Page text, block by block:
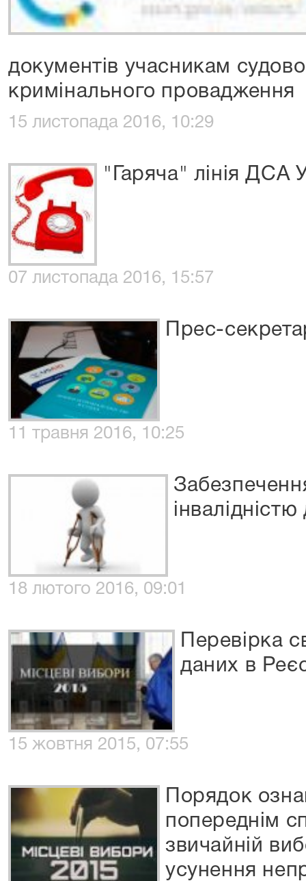
документів учасникам
кримінального провадження
15 листопада 2016, 10:29
"Гаряча" лінія ДСА
07 листопада 2016, 15:57
Прес-
11 травня 2016, 10:25
18 лютого 2016, 09:01
Перевірка
даних в
15 жовтня 2015, 07:55
Порядок
попереднім
звичайній
усунення